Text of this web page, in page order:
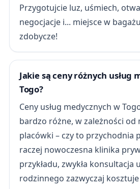
Przygotujcie luz, uśmiech,
negocjacje i... miejsce w
zdobycze!
Jakie są ceny różnych usług
Togo?
Ceny usług medycznych w
bardzo różne, w zależności od
placówki – czy to przychodnia
raczej nowoczesna klinika
przykładu, zwykła konsultacja
rodzinnego zazwyczaj